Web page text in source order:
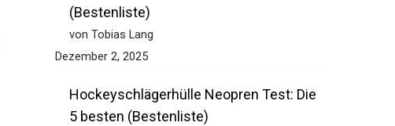
(Bestenliste)
von Tobias Lang
Dezember 2, 2025
Hockeyschlägerhülle Neopren Test: Die
5 besten (Bestenliste)